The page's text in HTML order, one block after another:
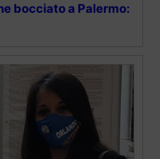
bocciato a Palermo: